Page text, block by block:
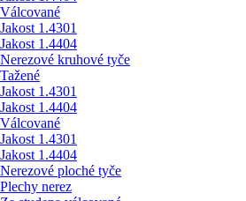
Válcované
Jakost 1.4301
Jakost 1.4404
Nerezové kruhové tyče
Tažené
Jakost 1.4301
Jakost 1.4404
Válcované
Jakost 1.4301
Jakost 1.4404
Nerezové ploché tyče
Plechy nerez